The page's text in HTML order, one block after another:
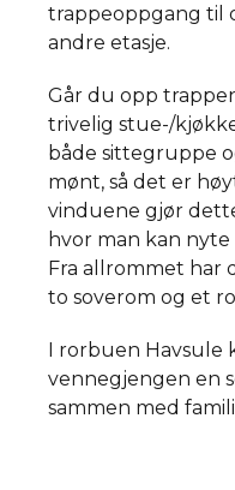
trappeoppgang til
andre etasje.
Går du opp
trivelig stue-/
både sittegruppe
mønt, så det er
vinduene gjør
hvor man kan
Fra allrommet har
to soverom og et
I rorbuen Havsule
vennegjengen en
sammen med